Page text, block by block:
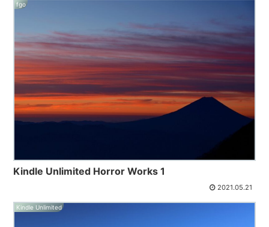
fgo
Kindle Unlimited Horror Works 1
2021.05.21
Kindle Unlimited